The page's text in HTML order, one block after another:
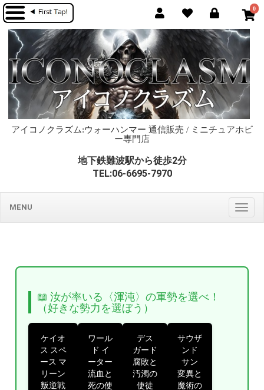
0
アイコノクラズム:ウォーハンマー 通信販売 / ミニチュアホビ
ー専門店
地下鉄難波駅から徒歩2分
TEL:06-6695-7970
MENU
📖 汝が率いる〈渾沌〉の軍勢を選べ！
（好きな勢力を選ぼう）
ケイオ
ス スペ
ース マ
リーン
叛逆戦
ワール
ド イ
ーター
流血と
死の使
デス
ガード
腐敗と
汚濁の
使徒
サウザ
ンド
サン
変異と
魔術の